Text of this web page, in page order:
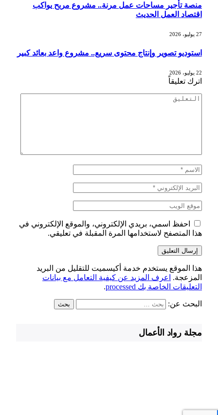
منصة تأجير مساحات عمل مرنة.. مشروع مربح يواكب
اقتصاد العمل الحديث
27 يوليو، 2026
استوديو تصوير وإنتاج محتوى سريع.. مشروع واعد بعائد كبير
22 يوليو، 2026
اترك تعليقاً
احفظ اسمي، بريدي الإلكتروني، والموقع الإلكتروني في
هذا المتصفح لاستخدامها المرة المقبلة في تعليقي.
هذا الموقع يستخدم خدمة أكيسميت للتقليل من البريد
المزعجة.
اعرف المزيد عن كيفية التعامل مع بيانات
التعليقات الخاصة بك processed
.
البحث عن:
مجلة رواد الأعمال